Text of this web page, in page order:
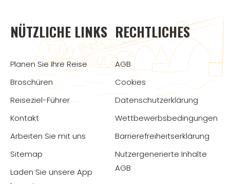
NÜTZLICHE LINKS
Planen Sie Ihre Reise
Broschüren
Reiseziel-Führer
Kontakt
Arbeiten Sie mit uns
Sitemap
Laden Sie unsere App
RECHTLICHES
AGB
Cookies
Datenschutzerklärung
Wettbewerbsbedingungen
Barrierefreiheitserklärung
Nutzergenerierte Inhalte
AGB